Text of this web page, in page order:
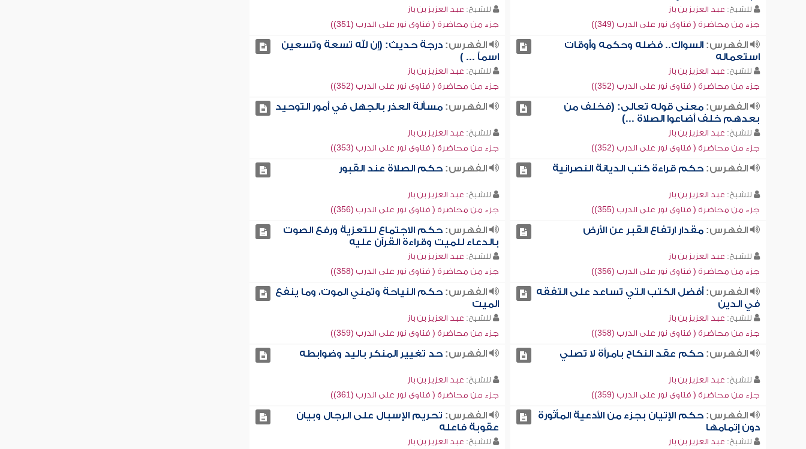
للشيخ: عبد العزيز بن باز
جزء من محاضرة ( فتاوى نور على الدرب (349))
للشيخ: عبد العزيز بن باز
جزء من محاضرة ( فتاوى نور على الدرب (351))
الفهرس:السواك.. فضله وحكمه وأوقات
استعماله
للشيخ: عبد العزيز بن باز
جزء من محاضرة ( فتاوى نور على الدرب (352))
الفهرس: درجة حديث: (إن لله تسعة وتسعين
اسماً ... )
للشيخ: عبد العزيز بن باز
جزء من محاضرة ( فتاوى نور على الدرب (352))
الفهرس:معنى قوله تعالى: (فخلف من
بعدهم خلف أضاعوا الصلاة ...)
للشيخ: عبد العزيز بن باز
جزء من محاضرة ( فتاوى نور على الدرب (352))
الفهرس: مسألة العذر بالجهل في أمور التوحيد
للشيخ: عبد العزيز بن باز
جزء من محاضرة ( فتاوى نور على الدرب (353))
الفهرس:حكم قراءة كتب الديانة النصرانية
للشيخ: عبد العزيز بن باز
جزء من محاضرة ( فتاوى نور على الدرب (355))
الفهرس: حكم الصلاة عند القبور
للشيخ: عبد العزيز بن باز
جزء من محاضرة ( فتاوى نور على الدرب (356))
الفهرس:مقدار ارتفاع القبر عن الأرض
للشيخ: عبد العزيز بن باز
جزء من محاضرة ( فتاوى نور على الدرب (356))
الفهرس: حكم الاجتماع للتعزية ورفع الصوت
بالدعاء للميت وقراءة القرآن عليه
للشيخ: عبد العزيز بن باز
جزء من محاضرة ( فتاوى نور على الدرب (358))
الفهرس:أفضل الكتب التي تساعد على التفقه
في الدين
للشيخ: عبد العزيز بن باز
جزء من محاضرة ( فتاوى نور على الدرب (358))
الفهرس: حكم النياحة وتمني الموت، وما ينفع
الميت
للشيخ: عبد العزيز بن باز
جزء من محاضرة ( فتاوى نور على الدرب (359))
الفهرس:حكم عقد النكاح بامرأة لا تصلي
للشيخ: عبد العزيز بن باز
جزء من محاضرة ( فتاوى نور على الدرب (359))
الفهرس: حد تغيير المنكر باليد وضوابطه
للشيخ: عبد العزيز بن باز
جزء من محاضرة ( فتاوى نور على الدرب (361))
الفهرس:حكم الإتيان بجزء من الأدعية المأثورة
دون إتمامها
للشيخ: عبد العزيز بن باز
الفهرس: تحريم الإسبال على الرجال وبيان
عقوبة فاعله
للشيخ: عبد العزيز بن باز